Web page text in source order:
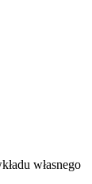
własnego